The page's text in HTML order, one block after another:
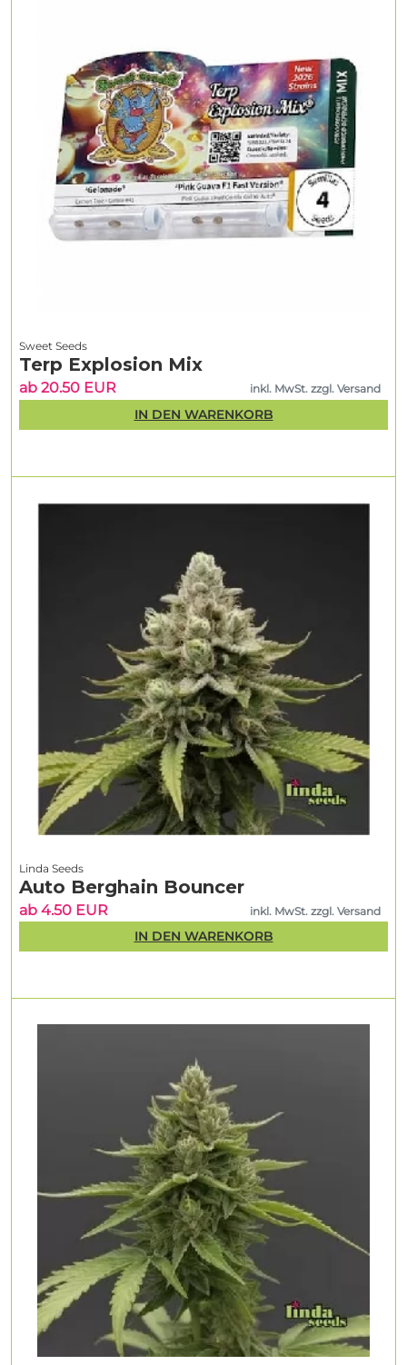
Linda Seeds
Auto Berghain Bouncer
ab 4.50 EUR inkl. MwSt. zzgl. Versand
IN DEN WARENKORB
Sweet Seeds
Terp Explosion Mix
ab 20.50 EUR inkl. MwSt. zzgl. Versand
IN DEN WARENKORB